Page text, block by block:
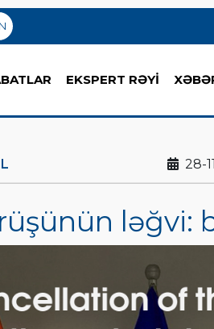
EKSPERT RƏYİ
28-
ləğvi: